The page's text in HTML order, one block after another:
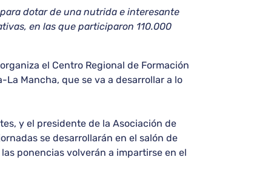
dotar de una nutrida e interesante
en las que participaron 110.000
el Centro Regional de Formación
Mancha, que se va a desarrollar a lo
y el presidente de la Asociación de
se desarrollarán en el salón de
ponencias volverán a impartirse en el